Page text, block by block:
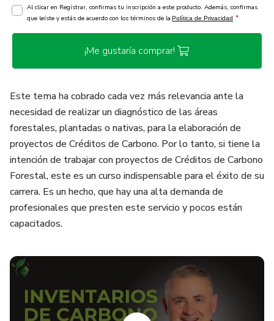
Al clicar en Registrar, confirmas tu inscripción a este producto. Además, confirmas
que leíste y estás de acuerdo con los términos de la Política de Privacidad *
¡Me gustaría comprar!
Este tema ha cobrado cada vez más relevancia ante la
necesidad de realizar un diagnóstico de las áreas
forestales, plantadas o nativas, para la elaboración de
proyectos de Créditos de Carbono. Por lo tanto, si tiene la
intención de trabajar con proyectos de Créditos de Carbono
Forestal, este es un curso indispensable para el éxito de su
carrera. Es un hecho, que hay una alta demanda de
profesionales que presten este servicio y pocos están
capacitados.